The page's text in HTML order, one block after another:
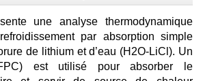
une analyse thermodynamique
par absorption simple
de lithium et d’eau (H2O-LiCl). Un
est utilisé pour absorber le